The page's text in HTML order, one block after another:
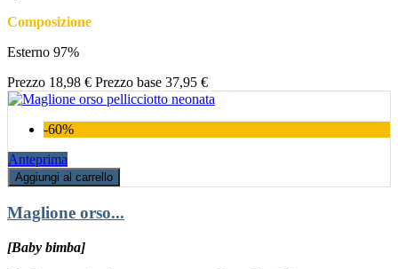
Composizione
Esterno 97%
Prezzo 18,98 € Prezzo base 37,95 €
-60%
Anteprima
Aggiungi al carrello
Maglione orso...
[Baby bimba]